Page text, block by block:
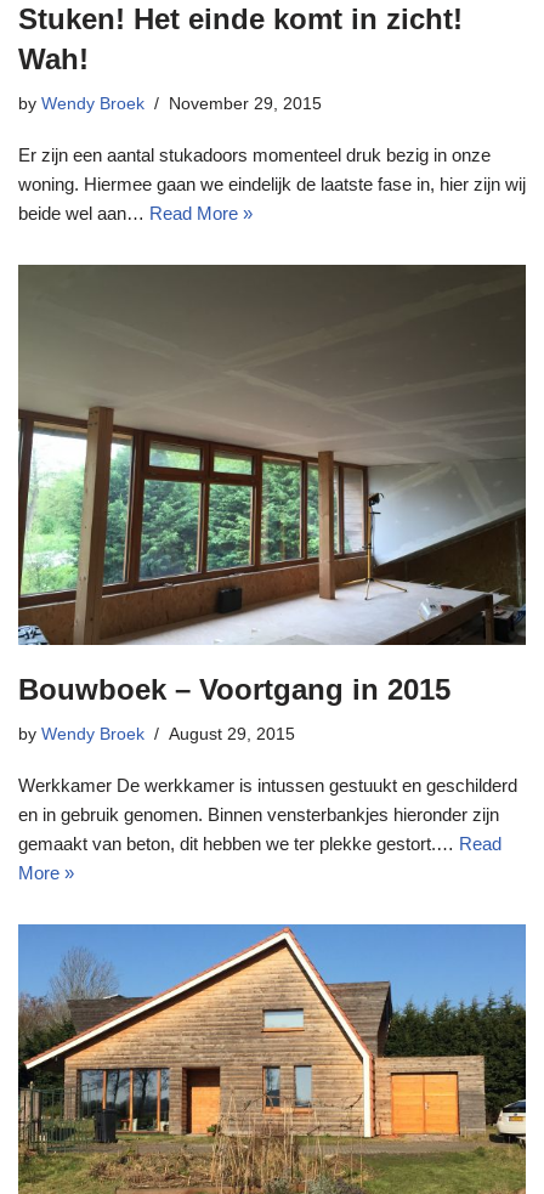
Stuken! Het einde komt in zicht!
Wah!
by Wendy Broek November 29, 2015
Er zijn een aantal stukadoors momenteel druk bezig in onze
woning. Hiermee gaan we eindelijk de laatste fase in, hier zijn wij
beide wel aan… Read More »
Bouwboek – Voortgang in 2015
by Wendy Broek August 29, 2015
Werkkamer De werkkamer is intussen gestuukt en geschilderd
en in gebruik genomen. Binnen vensterbankjes hieronder zijn
gemaakt van beton, dit hebben we ter plekke gestort.… Read
More »